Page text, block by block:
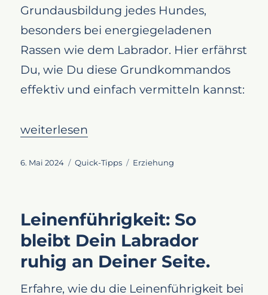
Grundausbildung jedes Hundes,
besonders bei energiegeladenen
Rassen wie dem Labrador. Hier erfährst
Du, wie Du diese Grundkommandos
effektiv und einfach vermitteln kannst:
„Platz und Bleib: Grundkommandos leicht
weiterlesen
Veröffentlicht
6. Mai 2024 Kategorien
Quick-Tipps Schlagwörter
Erziehung
Leinenführigkeit: So
bleibt Dein Labrador
ruhig an Deiner Seite.
Erfahre, wie du die Leinenführigkeit bei